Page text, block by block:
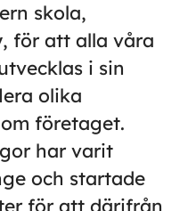
skola,
för att alla våra
i sin
olika
företaget.
har varit
och startade
för att därifrån